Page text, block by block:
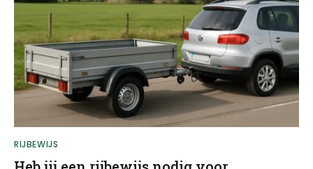
RIJBEWIJS